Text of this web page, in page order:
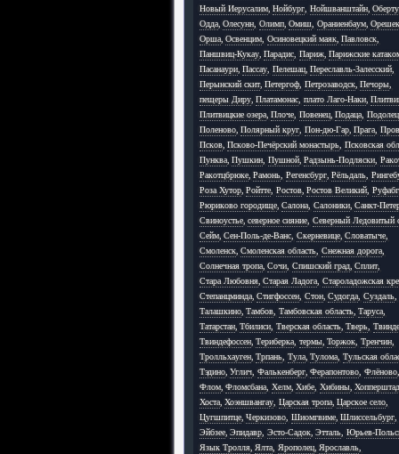
Новый Иерусалим, Нойбург Нойшванштайн,
Одда, Олесунн Олимп, Омиш, Ораниенбаум,
Орша, Освенцим Осиновецкий маяк, Павловск
Паншвиц-Кукау, Парадис Париж, Парижские
Пасанаури, Пассау Пелешац, Переславль-Залесский,
Перынский скит, Петергоф, Петрозаводск, Печоры,
пещеры Диру, Платамонас плато Лаго-Наки,
Плитвицкие озера, Плоче, Повенец, Подаца Подолец
Поленово, Полярный круг Пон-дю-Гар, Прага
Псков, Псково-Печёрский монастырь Псковская
Пунква, Пушкин Пушной, Радзынь-Подляски
Ракотцбрюке, Рамонь Регенсбург, Рёльдаль
Роза Хутор, Ройтте, Ростов, Ростов Великий,
Рюриково городище, Салона Салоники, Санкт-
Свиноустье, северное сияние, Северный Ледовитый
Сейм, Сен-Поль-де-Ванс Скерневице, Словатыче,
Смоленск, Смоленская область Снежная дорога,
Солнечная тропа, Сочи Спишский град, Сплит,
Стара Любовня, Старая Ладога Староладожская
Степанцминда, Стигфоссен Стон, Судогда Суздаль,
Талашкино, Тамбов, Тамбовская область, Таруса
Татарстан, Тбилиси Тверская область, Тверь Твинде
Твиндефоссен, Териберка термы, Торжок Тренчин,
Тролльхауген, Трпань Тула, Тулома Тульская
Тэдино, Углич, Фалькенберг, Ферапонтово Флёново,
Флом, Фломсбана Хелм, Хибе, Хибины,
Хоста, Хоэншвангау Царская тропа, Царское село
Цугшпитце, Черкизово Шиомгвиме, Шлиссельбург
Эйбзее, Эпидавр Эсто-Садок, Этталь Юрьев-
Язык Тролля, Ялта Ярополец, Ярославль